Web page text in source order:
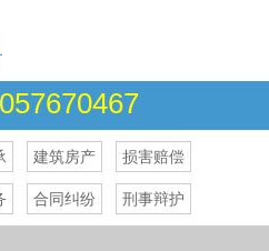
建筑房产 损害赔偿
合同纠纷 刑事辩护